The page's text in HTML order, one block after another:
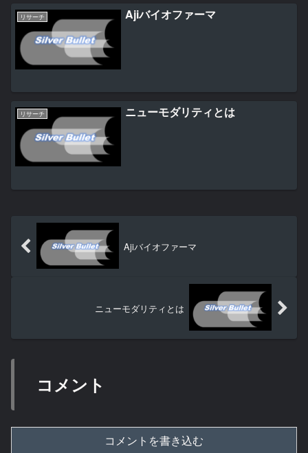
リサーチ Ajiバイオファーマ
リサーチ ニューモダリティとは
Ajiバイオファーマ
ニューモダリティとは
コメント
コメントを書き込む